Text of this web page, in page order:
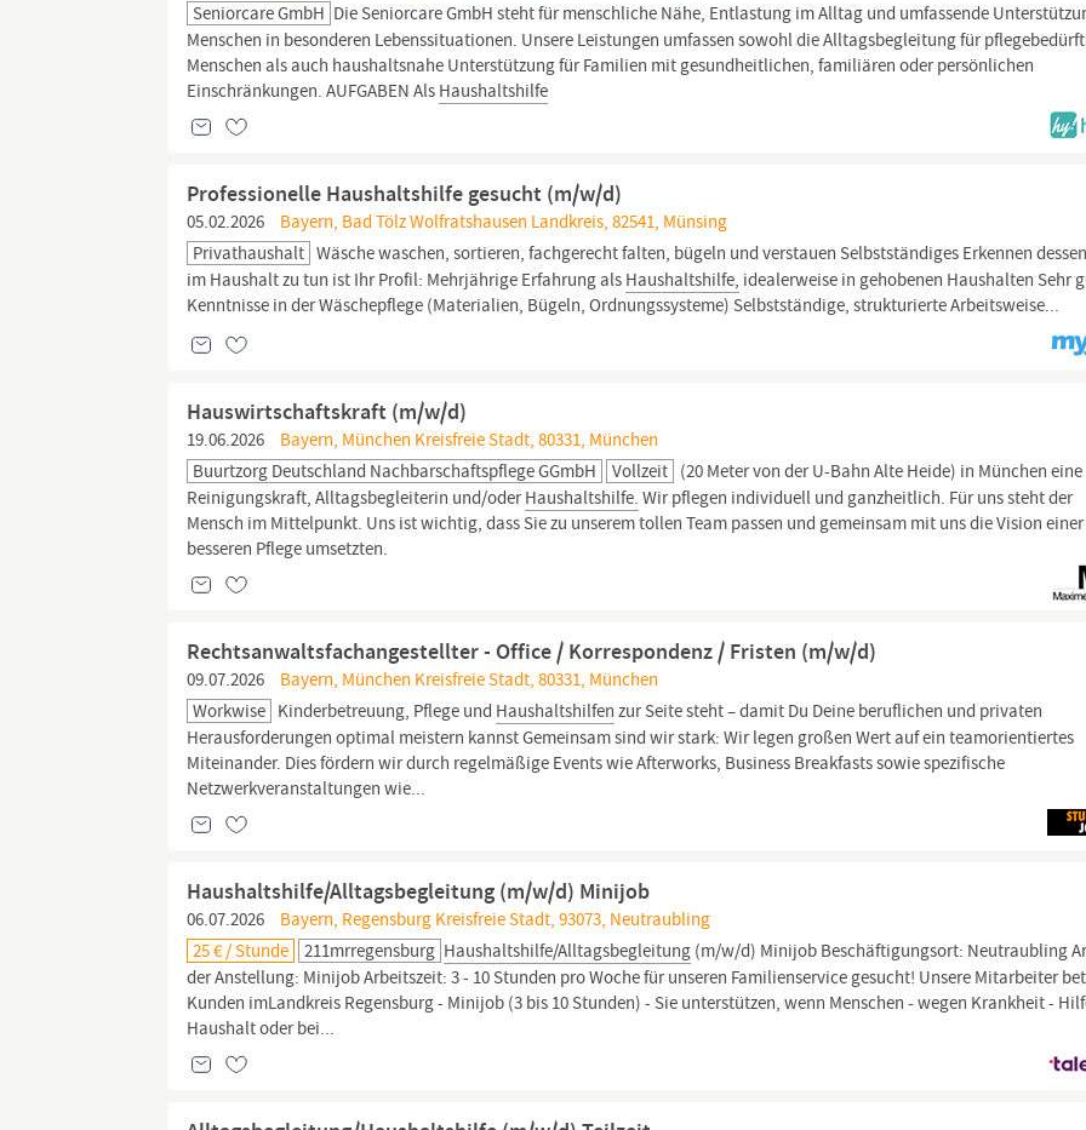
Seniorcare GmbH Die Seniorcare GmbH steht für menschliche Nähe, Entlastung im Alltag und umfassende
Menschen in besonderen Lebenssituationen. Unsere Leistungen umfassen sowohl die Alltagsbegleitung für
Menschen als auch haushaltsnahe Unterstützung für Familien mit gesundheitlichen, familiären oder persönlichen
Einschränkungen. AUFGABEN Als Haushaltshilfe
Professionelle Haushaltshilfe gesucht (m/w/d)
05.02.2026
Bayern, Bad Tölz Wolfratshausen Landkreis, 82541, Münsing
Privathaushalt Wäsche waschen, sortieren, fachgerecht falten, bügeln und verstauen Selbstständiges Erkennen
im Haushalt zu tun ist Ihr Profil: Mehrjährige Erfahrung als Haushaltshilfe, idealerweise in gehobenen Haushalten Sehr
Kenntnisse in der Wäschepflege (Materialien, Bügeln, Ordnungssysteme) Selbstständige, strukturierte Arbeitsweise...
Hauswirtschaftskraft (m/w/d)
19.06.2026
Bayern, München Kreisfreie Stadt, 80331, München
Buurtzorg Deutschland Nachbarschaftspflege GGmbH
Vollzeit (20 Meter von der U-Bahn Alte Heide) in München eine
Reinigungskraft, Alltagsbegleiterin und/oderHaushaltshilfe. Wir pflegen individuell und ganzheitlich. Für uns steht der
Mensch im Mittelpunkt. Uns ist wichtig, dass Sie zu unserem tollen Team passen und gemeinsam mit uns die Vision einer
besseren Pflege umsetzten.
Rechtsanwaltsfachangestellter - Office / Korrespondenz / Fristen (m/w/d)
09.07.2026
Bayern, München Kreisfreie Stadt, 80331, München
Workwise Kinderbetreuung, Pflege und Haushaltshilfen zur Seite steht – damit Du Deine beruflichen und privaten
Herausforderungen optimal meistern kannst Gemeinsam sind wir stark: Wir legen großen Wert auf ein teamorientiertes
Miteinander. Dies fördern wir durch regelmäßige Events wie Afterworks, Business Breakfasts sowie spezifische
Netzwerkveranstaltungen wie...
Haushaltshilfe/Alltagsbegleitung (m/w/d) Minijob
06.07.2026
Bayern, Regensburg Kreisfreie Stadt, 93073, Neutraubling
25 € / Stunde
211mrregensburg Haushaltshilfe/Alltagsbegleitung (m/w/d) Minijob Beschäftigungsort: Neutraubling
der Anstellung: Minijob Arbeitszeit: 3 - 10 Stunden pro Woche für unseren Familienservice gesucht! Unsere Mitarbeiter
Kunden imLandkreis Regensburg - Minijob (3 bis 10 Stunden) - Sie unterstützen, wenn Menschen - wegen Krankheit -
Haushalt oder bei...